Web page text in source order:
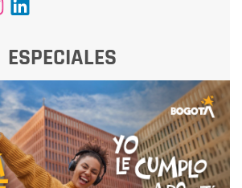
ESPECIALES